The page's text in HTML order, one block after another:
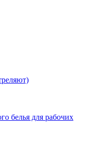
белья для рабочих